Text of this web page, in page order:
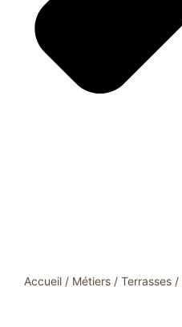
Accueil / Métiers / Terrasses /